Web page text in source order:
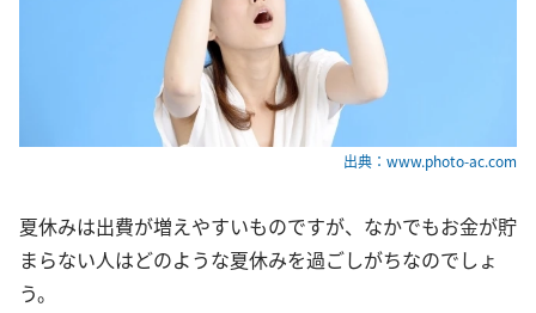
出典：www.photo-ac.com
夏休みは出費が増えやすいものですが、なかでもお金が貯
まらない人はどのような夏休みを過ごしがちなのでしょ
う。